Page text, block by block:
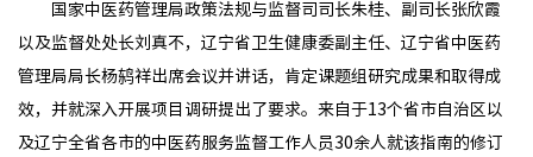
国家中医药管理局政策法规与监督司司长朱桂、副司长张欣霞
以及监督处处长刘真不，辽宁省卫生健康委副主任、辽宁省中医药
管理局局长杨鸫祥出席会议并讲话，肯定课题组研究成果和取得成
效，并就深入开展项目调研提出了要求。来自于13个省市自治区以
及辽宁全省各市的中医药服务监督工作人员30余人就该指南的修订